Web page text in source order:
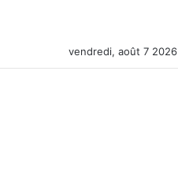
vendredi, août 7 2026